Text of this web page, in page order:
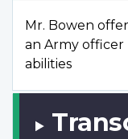
Mr. Bowen
an Army officer
abilities